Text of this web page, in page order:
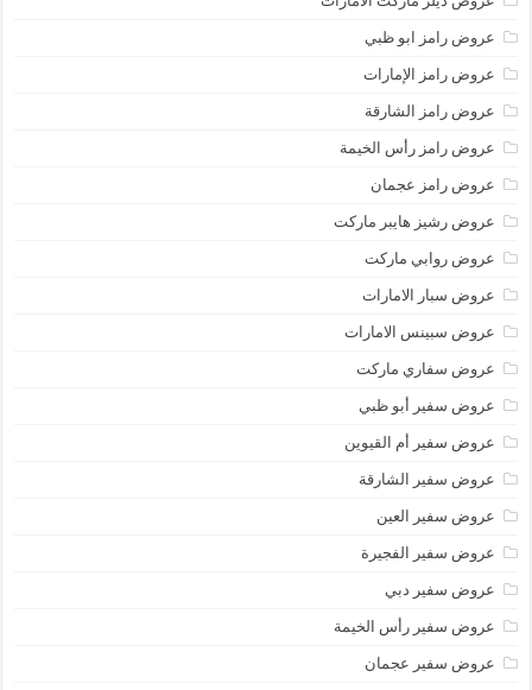
عروض رامز ابو ظبي
عروض رامز الإمارات
عروض رامز الشارقة
عروض رامز رأس الخيمة
عروض رامز عجمان
عروض رشيز هايبر ماركت
عروض روابي ماركت
عروض سبار الامارات
عروض سبينس الامارات
عروض سفاري ماركت
عروض سفير أبو ظبي
عروض سفير أم القيوين
عروض سفير الشارقة
عروض سفير العين
عروض سفير الفجيرة
عروض سفير دبي
عروض سفير رأس الخيمة
عروض سفير عجمان